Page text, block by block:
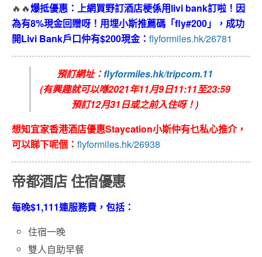
🔥🔥爆抵優惠：上網買野訂酒店梗係用livi bank訂啦！因
為有8%現金回贈呀！用埋小斯推薦碼「fly#200」，成功
開Livi Bank戶口仲有$200現金： flyformiles.hk/26781
預訂網址：flyformiles.hk/tripcom.11
(有興趣就可以喺2021年11月9日11:11至23:59
預訂12月31日或之前入住呀！)
想知宜家香港酒店優惠Staycation小斯仲有乜私心推介，
可以睇下呢個： flyformiles.hk/26938
帝都酒店 住宿優惠
每晚$1,111連服務費，包括：
住宿一晚
雙人自助早餐